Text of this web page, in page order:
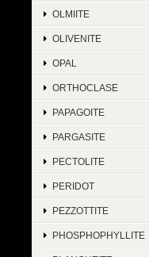
OLMIITE
OLIVENITE
OPAL
ORTHOCLASE
PAPAGOITE
PARGASITE
PECTOLITE
PERIDOT
PEZZOTTITE
PHOSPHOPHYLLITE